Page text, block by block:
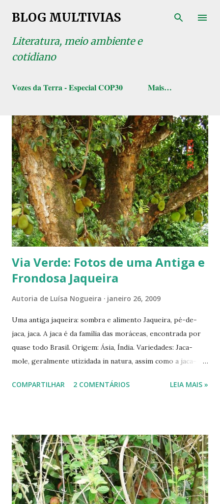
Pular para o conteúdo principal
BLOG MULTIVIAS
Literatura, meio ambiente e
cotidiano
Vozes da Terra - Especial COP30 Mais…
Via Verde: Fotos de uma Antiga e
Frondosa Jaqueira
Autoria de Luísa Nogueira janeiro 26, 2009
Uma antiga jaqueira: sombra e alimento Jaqueira, pé-de-
jaca, jaca. A jaca é da família das moráceas, encontrada por
quase todo Brasil. Origem: Ásia, Índia. Variedades: Jaca-
mole, geralmente utizidada in natura, assim como a jaca-
consistência mais rígida que as duas primeiras, por isso
pode ser consumida assada ou cozida, possuindo um grande
teor de amido. É também usada na culinária. .. A jaqueira é
uma madeira de lei, muito utilizada na construção de um
modo geral e, principalmente, na construção naval, sendo
parecida, na cor, com o mogno. .. ----------- Fotos feitas
COMPARTILHAR 2 COMENTÁRIOS LEIA MAIS »